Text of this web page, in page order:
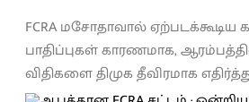
FCRA மசோதாவால்
பாதிப்புகள் காரணமாக,
விதிகளை திமுக தீவிரமாக